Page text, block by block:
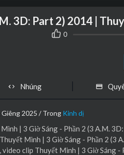
3D: Part 2) 2014 |
0
Nhúng
2025 / Trong Kinh dị
| 3 Giờ Sáng - Phần 2 (3 A.M.
Minh | 3 Giờ Sáng - Phần 2 (3
clip Thuyết Minh | 3 Giờ Sáng -